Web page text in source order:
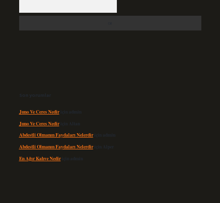
Son yorumlar
Juno Ve Ceres Nediriçin admin
Juno Ve Ceres Nediriçin Altan
Abdestli Olmanın Faydaları Nelerdiriçin admin
Abdestli Olmanın Faydaları Nelerdiriçin Alper
En Ağır Kahve Nediriçin admin